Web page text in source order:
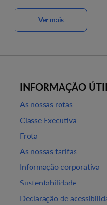
Ver mais
INFORMAÇÃO
As nossas rotas
Classe Executiva
Frota
As nossas tarifas
Informação corporativa
Sustentabilidade
Declaração de